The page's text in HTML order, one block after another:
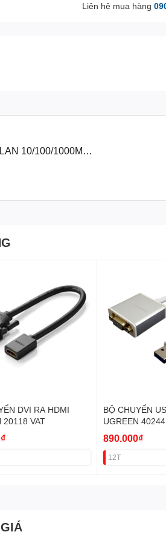
Liên hệ mua hàng
10/100/1000M
DVI RA HDMI
20118 VAT
BỘ CHUYỂN
UGREEN
890.000₫
12T